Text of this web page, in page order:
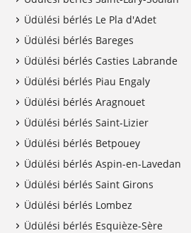
Üdülési bérlés Le Pla d'Adet
Üdülési bérlés Bareges
Üdülési bérlés Casties Labrande
Üdülési bérlés Piau Engaly
Üdülési bérlés Aragnouet
Üdülési bérlés Saint-Lizier
Üdülési bérlés Betpouey
Üdülési bérlés Aspin-en-Lavedan
Üdülési bérlés Saint Girons
Üdülési bérlés Lombez
Üdülési bérlés Esquièze-Sère